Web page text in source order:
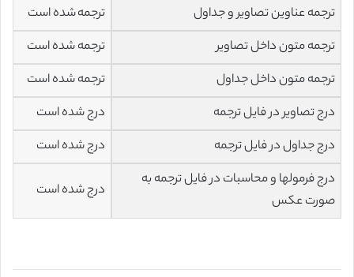
ترجمه عناوین تصاویر و جداول
ترجمه شده است
ترجمه متون داخل تصاویر
ترجمه شده است
ترجمه متون داخل جداول
ترجمه شده است
درج تصاویر در فایل ترجمه
درج شده است
درج جداول در فایل ترجمه
درج شده است
درج فرمولها و محاسبات در فایل ترجمه به
صورت عکس
درج شده است